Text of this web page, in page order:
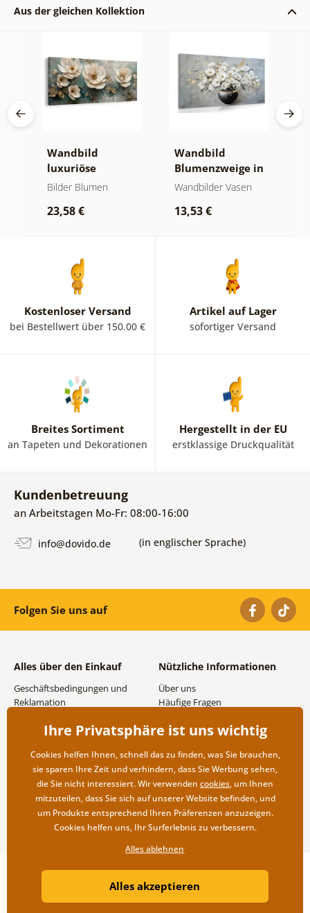
Aus der gleichen Kollektion
Wandbild
luxuriöse
blumenharmonie
Bilder Blumen
23,58 €
Wandbild
Blumenzweige in
einer schwarzen
Wandbilder Vasen
13,53 €
Kostenloser Versand
bei Bestellwert über 150.00 €
Artikel auf Lager
sofortiger Versand
Breites Sortiment
an Tapeten und Dekorationen
Hergestellt in der EU
erstklassige Druckqualität
Kundenbetreuung
an Arbeitstagen Mo-Fr: 08:00-16:00
info@dovido.de (in englischer Sprache)
Folgen Sie uns auf
Alles über den Einkauf
Geschäftsbedingungen und
Reklamation
Versand- und
Rücksendung der Ware
Nützliche Informationen
Über uns
Häufige Fragen
Großhandel und
Copyright ©2019 © Dovido.de.
Litvanyi.sk| Online-Shop erstellt von
Ihre Privatsphäre ist uns wichtig
Cookies helfen Ihnen, schnell das zu finden, was Sie brauchen,
sie sparen Ihre Zeit und verhindern, dass Sie Werbung sehen,
die Sie nicht interessiert. Wir verwenden cookies, um Ihnen
mitzuteilen, dass Sie sich auf unserer Website befinden, und
um Produkte entsprechend Ihren Präferenzen anzuzeigen.
Cookies helfen uns, Ihr Surferlebnis zu verbessern.
Alles ablehnen
Alles akzeptieren